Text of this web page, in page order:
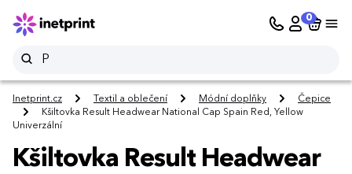
0
Inetprint.cz Textil a oblečení Módní doplňky
Čepice
Kšiltovka Result Headwear National Cap Spain Red, Yellow
Univerzální
Kšiltovka Result Headwear